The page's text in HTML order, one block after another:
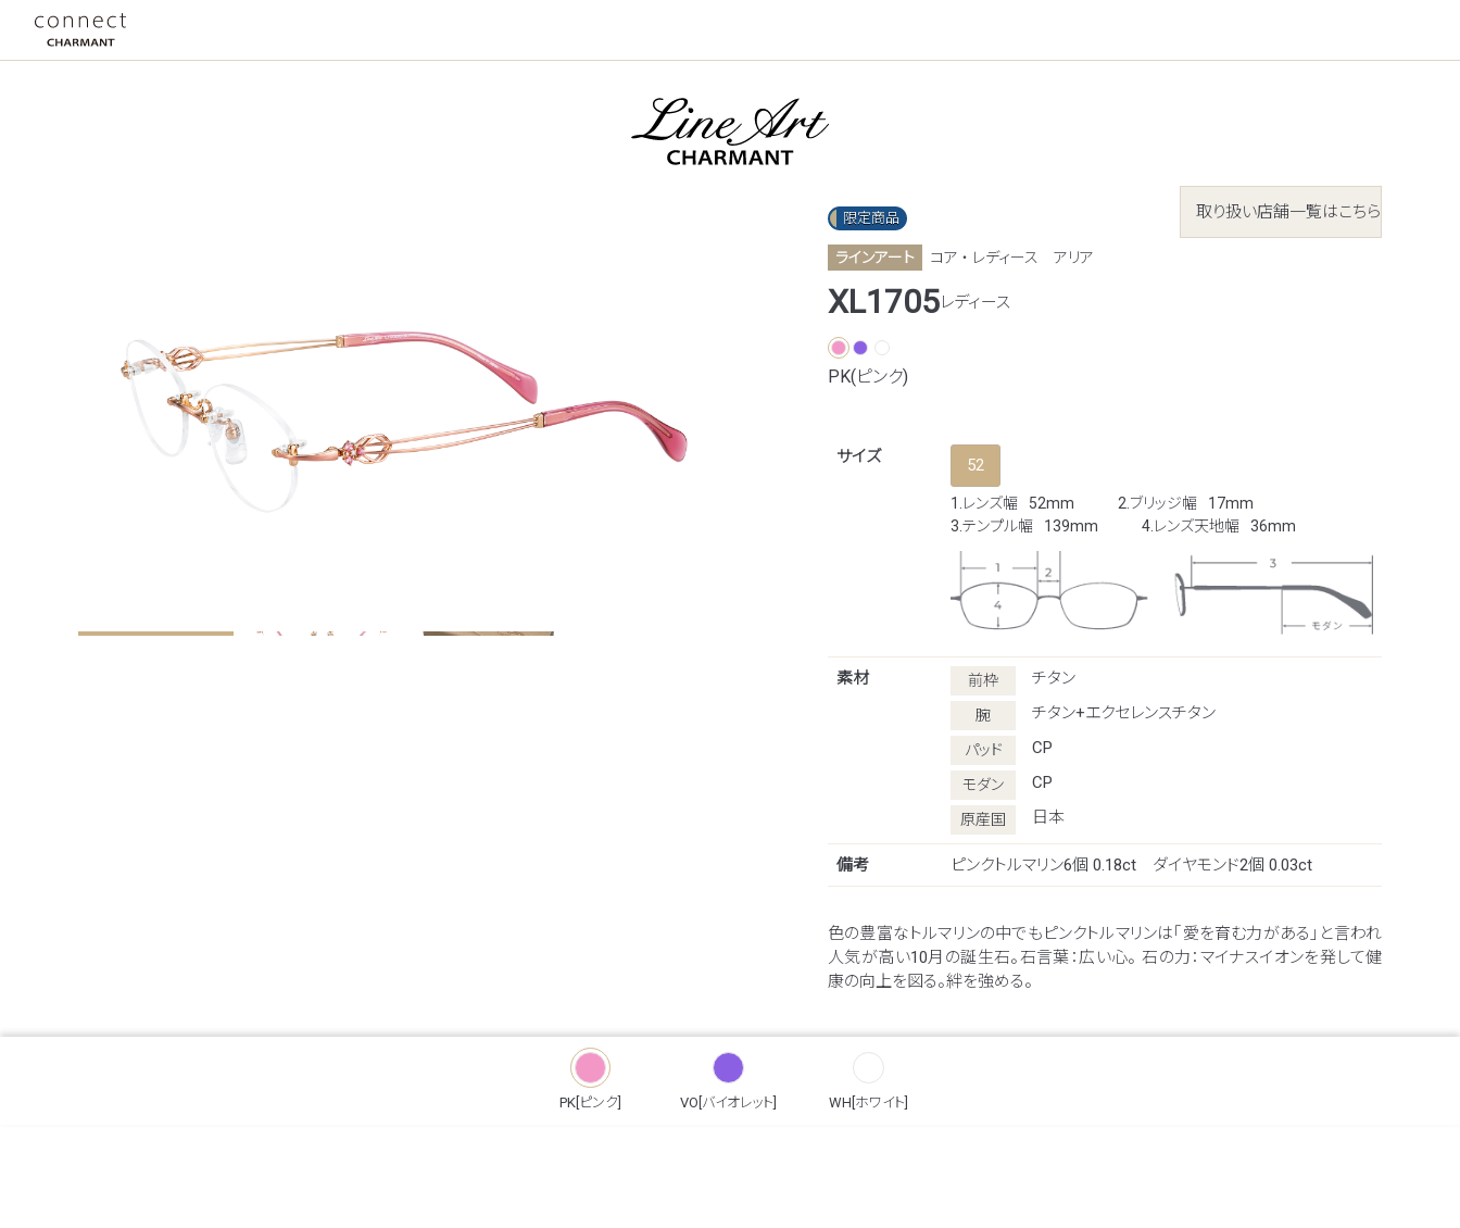
取り扱い店舗一覧はこちら
限定商品
ラインアート コア ・ レディース アリア
XL1705レディース
PK(ピンク)
サイズ 52
1.レンズ幅 52mm 2.ブリッジ幅
17mm
3.テンプル幅
139mm 4.レンズ天地幅 36mm
素材 前枠 チタン
腕 チタン+エクセレンスチタン
パッド CP
モダン CP
原産国 日本
備考 ピンクトルマリン6個 0.18ct ダイヤモンド2個 0.03ct
色の豊富なトルマリンの中でもピンクトルマリンは｢愛を育む力がある｣と言われ
人気が高い10月の誕生石。石言葉：広い心。 石の力：マイナスイオンを発して健
康の向上を図る。絆を強める。
PK[ピンク] VO[バイオレット] WH[ホワイト]